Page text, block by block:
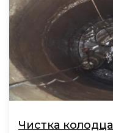
Чистка колодца